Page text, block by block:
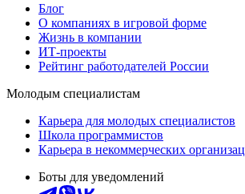
Блог
О компаниях в игровой форме
Жизнь в компании
ИТ-проекты
Рейтинг работодателей России
Молодым специалистам
Карьера для молодых специалистов
Школа программистов
Карьера в некоммерческих
Боты для уведомлений